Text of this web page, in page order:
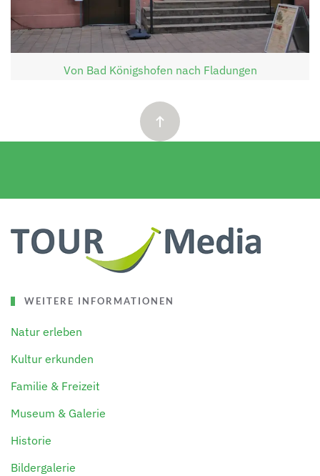
Von Bad Königshofen nach Fladungen
WEITERE INFORMATIONEN
Natur erleben
Kultur erkunden
Familie & Freizeit
Museum & Galerie
Historie
Bildergalerie